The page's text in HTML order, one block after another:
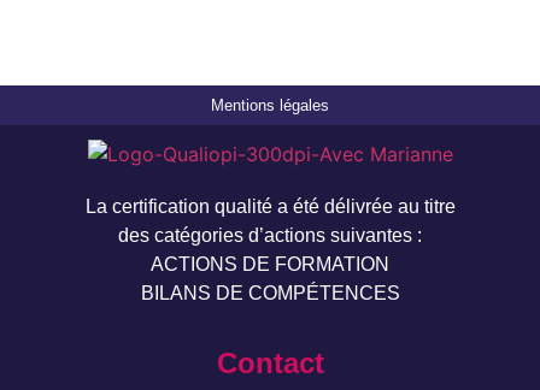
Mentions légales
La certification qualité a été délivrée au titre
des catégories d’actions suivantes :
ACTIONS DE FORMATION
BILANS DE COMPÉTENCES
Contact